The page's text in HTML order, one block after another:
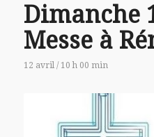
Dimanche
Messe à
12 avril / 10 h 00 min